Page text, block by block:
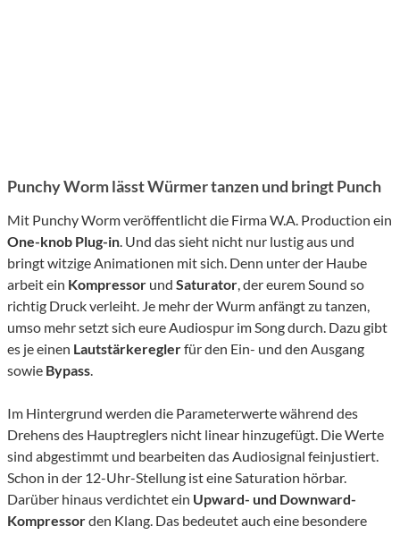
Punchy Worm lässt Würmer tanzen und bringt Punch
Mit Punchy Worm veröffentlicht die Firma W.A. Production ein
One-knob Plug-in. Und das sieht nicht nur lustig aus und
bringt witzige Animationen mit sich. Denn unter der Haube
arbeit ein Kompressor und Saturator, der eurem Sound so
richtig Druck verleiht. Je mehr der Wurm anfängt zu tanzen,
umso mehr setzt sich eure Audiospur im Song durch. Dazu gibt
es je einen Lautstärkereglerfür den Ein- und den Ausgang
sowie Bypass.
Im Hintergrund werden die Parameterwerte während des
Drehens des Hauptreglers nicht linear hinzugefügt. Die Werte
sind abgestimmt und bearbeiten das Audiosignal feinjustiert.
Schon in der 12-Uhr-Stellung ist eine Saturation hörbar.
Darüber hinaus verdichtet ein Upward- und Downward-
Kompressorden Klang. Das bedeutet auch eine besondere